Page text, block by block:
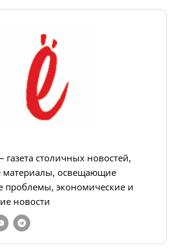
газета столичных новостей,
материалы, освещающие
проблемы, экономические и
новости